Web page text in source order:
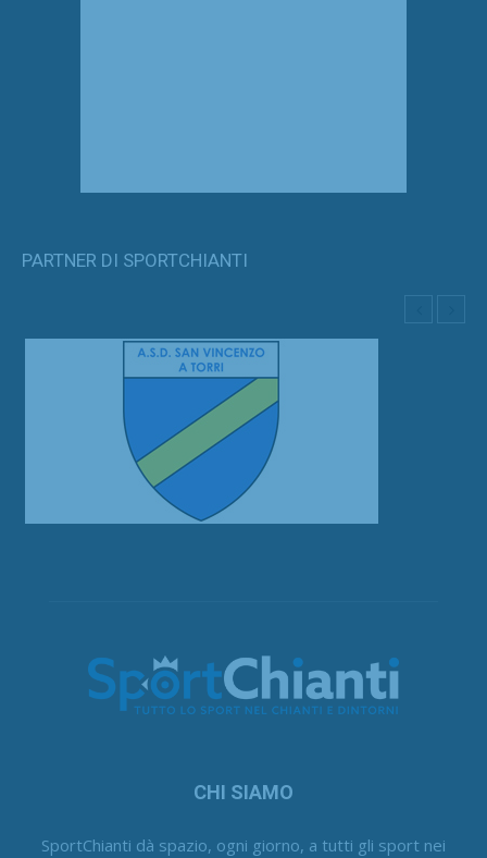
PARTNER DI SPORTCHIANTI
CHI SIAMO
SportChianti dà spazio, ogni giorno, a tutti gli sport nei